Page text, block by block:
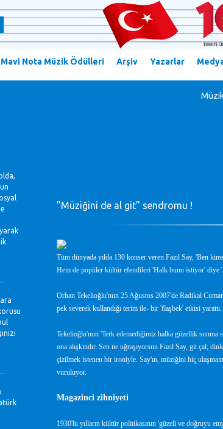
Mavi Nota Müzik Ödülleri Arşiv Yazarlar
"Müziğini de al git" sendromu !
Tüm dünyada yılda 130 konser veren Fazıl Say, 'Ben
Hem de popüler kültür efendileri 'Halk bunu istiyor' diye
Orhan Tekelioğlu'nun 25 Ağustos 2007'de Radikal
pek severek kullandığı terim ile- bir 'flaşbek' etkisi
Tekelioğlu'nun 'Terk edemediğimiz halka güzellik sunma
ona alışkındır. Sen ne uğraşıyorsun Fazıl Say, git çal;
çizilmek istenen bir ironiyle. Say'ın, müziğini hiç
vuruluyor.
Magazinci zihniyeti
1930'lu yılların kültür politikasının 'güzeli ve doğruyu